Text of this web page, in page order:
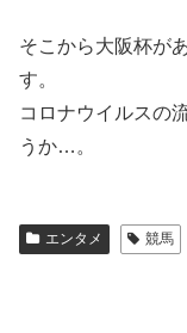
そこから大阪杯が
す。
コロナウイルスの
うか…。
エンタメ 競馬